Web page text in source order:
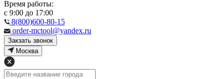
Время работы:
с 9:00 до 17:00
8(800)600-80-15
order-mctool@yandex.ru
Закзать звонок
Москва